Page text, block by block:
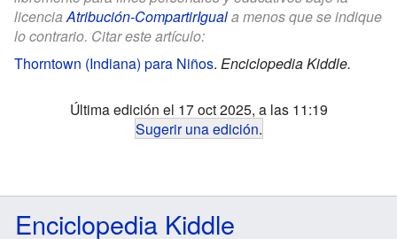
licenciaAtribución-CompartirIguala menos que se indique
lo contrario. Citar este artículo:
Thorntown (Indiana) para Niños. Enciclopedia Kiddle.
Última edición el 17 oct 2025, a las 11:19
Sugerir una edición.
Enciclopedia Kiddle